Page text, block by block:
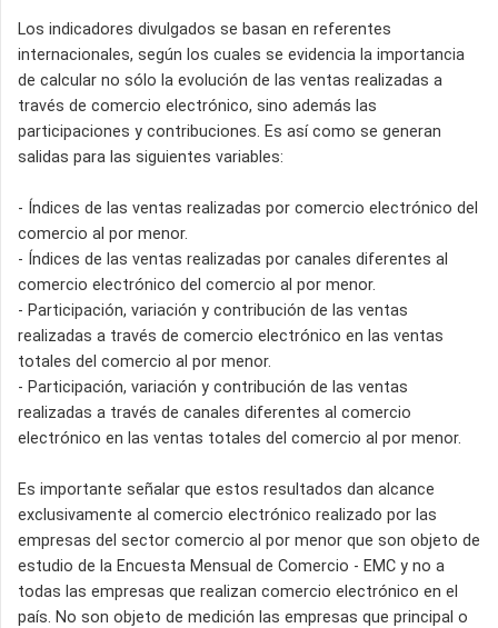
Los indicadores divulgados se basan en referentes
internacionales, según los cuales se evidencia la importancia
de calcular no sólo la evolución de las ventas realizadas a
través de comercio electrónico, sino además las
participaciones y contribuciones. Es así como se generan
salidas para las siguientes variables:
- Índices de las ventas realizadas por comercio electrónico del
comercio al por menor.
- Índices de las ventas realizadas por canales diferentes al
comercio electrónico del comercio al por menor.
- Participación, variación y contribución de las ventas
realizadas a través de comercio electrónico en las ventas
totales del comercio al por menor.
- Participación, variación y contribución de las ventas
realizadas a través de canales diferentes al comercio
electrónico en las ventas totales del comercio al por menor.
Es importante señalar que estos resultados dan alcance
exclusivamente al comercio electrónico realizado por las
empresas del sector comercio al por menor que son objeto de
estudio de la Encuesta Mensual de Comercio - EMC y no a
todas las empresas que realizan comercio electrónico en el
país. No son objeto de medición las empresas que principal o